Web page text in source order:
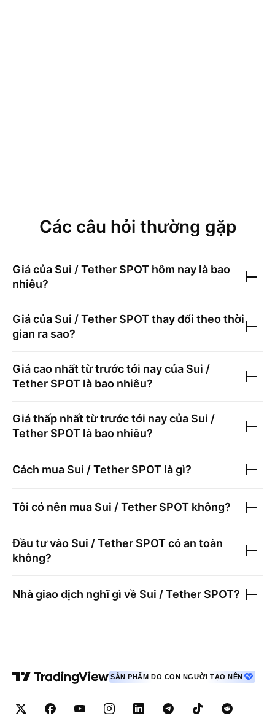
Các câu hỏi thường gặp
Giá của Sui / Tether SPOT hôm nay là bao
nhiêu?
Giá của Sui / Tether SPOTthay đổi theo thời
gian ra sao?
Giá cao nhất từ trước tới nay của Sui /
Tether SPOT là bao nhiêu?
Giá thấp nhất từ trước tới nay của Sui /
Tether SPOT là bao nhiêu?
Cách mua Sui / Tether SPOT là gì?
Tôi có nên mua Sui / Tether SPOT không?
Đầu tư vào Sui / Tether SPOTcó an toàn
không?
Nhà giao dịch nghĩ gì về Sui / Tether SPOT?
SẢN PHẨM DO CON NGƯỜI TẠO NÊN